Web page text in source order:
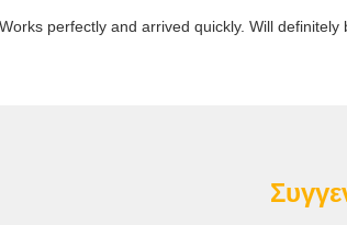
perfectly and arrived quickly. Will definitely